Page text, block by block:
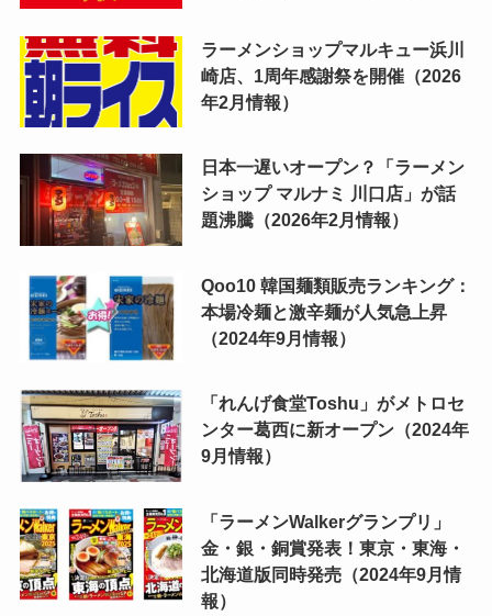
ラーメンショップマルキュー浜川
崎店、1周年感謝祭を開催（2026
年2月情報）
日本一遅いオープン？「ラーメン
ショップ マルナミ 川口店」が話
題沸騰（2026年2月情報）
Qoo10 韓国麺類販売ランキング：
本場冷麺と激辛麺が人気急上昇
（2024年9月情報）
「れんげ食堂Toshu」がメトロセ
ンター葛西に新オープン（2024年
9月情報）
「ラーメンWalkerグランプリ」
金・銀・銅賞発表！東京・東海・
北海道版同時発売（2024年9月情
報）